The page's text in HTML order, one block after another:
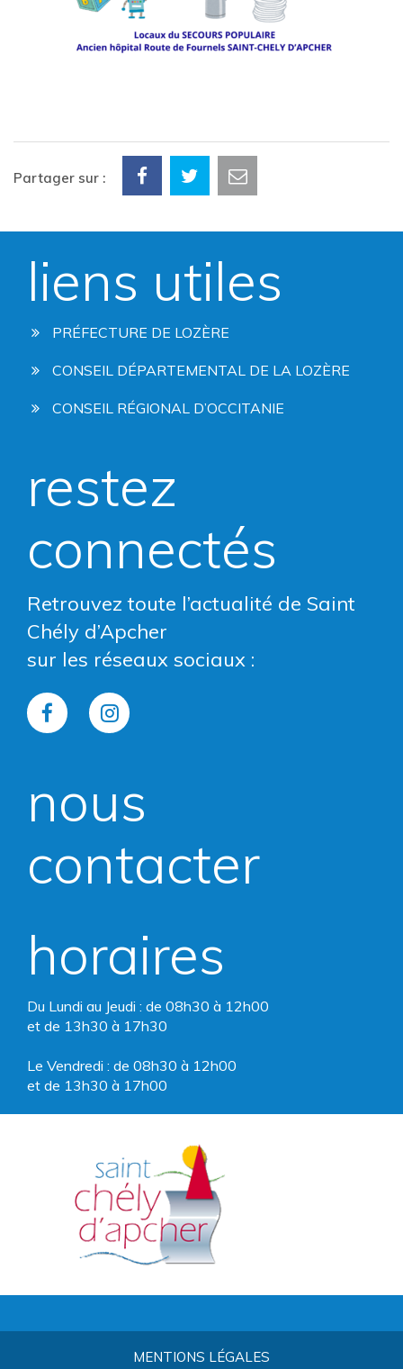
Partager sur :
liens utiles
PRÉFECTURE DE LOZÈRE
CONSEIL DÉPARTEMENTAL DE LA LOZÈRE
CONSEIL RÉGIONAL D’OCCITANIE
restez
connectés
Retrouvez toute l’actualité de Saint
Chély d’Apcher
sur les réseaux sociaux :
Lien
le
Facebook
Lien
le
Instagram
nous
contacter
horaires
Du Lundi au Jeudi : de 08h30 à 12h00
et de 13h30 à 17h30
Le Vendredi : de 08h30 à 12h00
et de 13h30 à 17h00
MENTIONS LÉGALES